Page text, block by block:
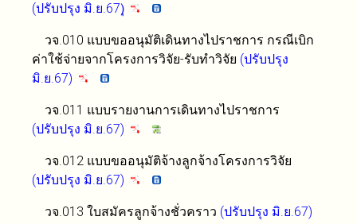
(ปรับปรุง มิ.ย.67)
วจ.010 แบบขออนุมัติเดินทางไปราชการ กรณีเบิก
ค่าใช้จ่ายจากโครงการวิจัย-รับทำวิจัย (ปรับปรุง
มิ.ย.67)
วจ.011 แบบรายงานการเดินทางไปราชการ
(ปรับปรุง มิ.ย.67)
วจ.012 แบบขออนุมัติจ้างลูกจ้างโครงการวิจัย
(ปรับปรุง มิ.ย.67)
วจ.013 ใบสมัครลูกจ้างชั่วคราว (ปรับปรุง มิ.ย.67)